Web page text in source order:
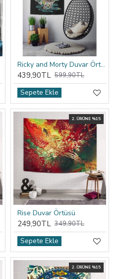
Ricky and Morty Duvar Örtüsü
439,90TL 599,90TL
Sepete Ekle
2. ÜRÜNE %15
Rise Duvar Örtüsü
249,90TL 349,90TL
Sepete Ekle
2. ÜRÜNE %15